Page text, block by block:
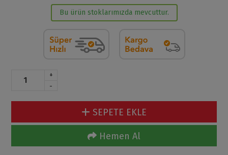
Bu ürün stoklarımızda mevcuttur.
+
-
SEPETE EKLE
Hemen Al